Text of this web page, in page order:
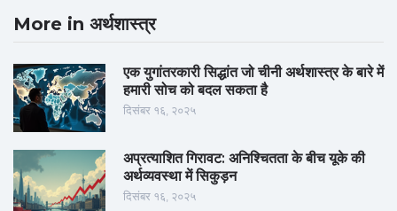
More in अर्थशास्त्र
एक युगांतरकारी सिद्धांत जो चीनी अर्थशास्त्र के बारे में
हमारी सोच को बदल सकता है
दिसंबर १६, २०२५
अप्रत्याशित गिरावट: अनिश्चितता के बीच यूके की
अर्थव्यवस्था में सिकुड़न
दिसंबर १६, २०२५